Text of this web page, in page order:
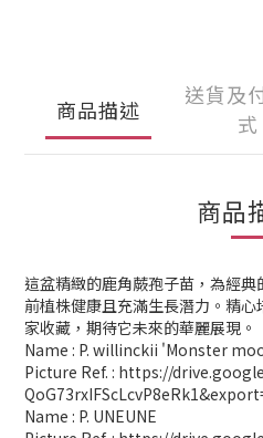
商品描述
送貨及
式
商品
這盆精緻的鹿角蕨孢子苗，為經
前植株健康且充滿生長潛力。精
家收藏，期待它未來的華麗展現。
Name : P. willinckii 'Monster
Picture Ref. : https://
Name : P. UNEUNE